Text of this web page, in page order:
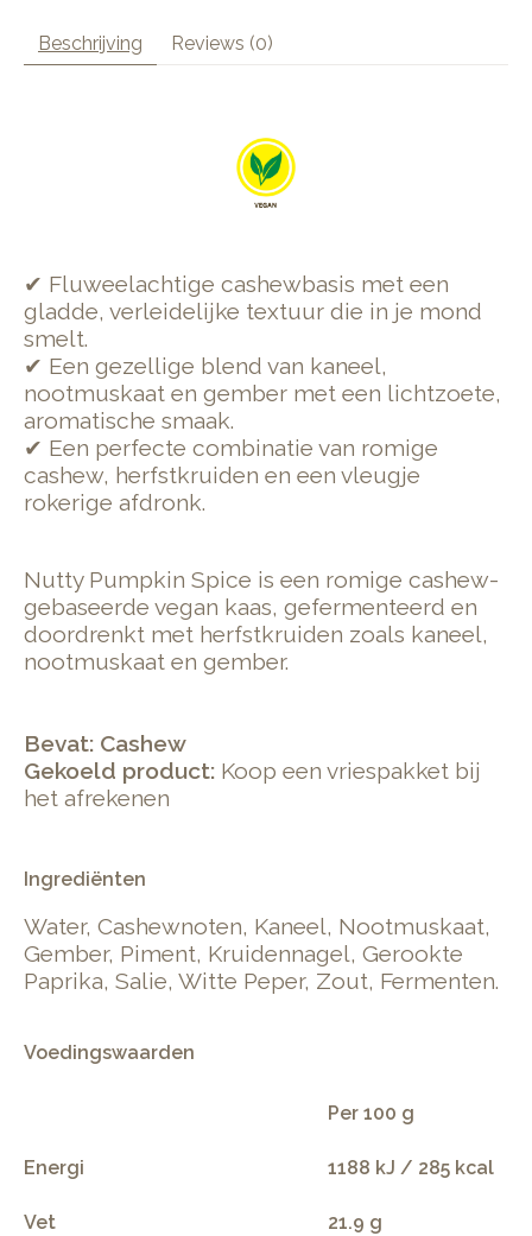
Beschrijving Reviews (0)
✔ Fluweelachtige cashewbasis met een
gladde, verleidelijke textuur die in je mond
smelt.
✔ Een gezellige blend van kaneel,
nootmuskaat en gember met een lichtzoete,
aromatische smaak.
✔ Een perfecte combinatie van romige
cashew, herfstkruiden en een vleugje
rokerige afdronk.
Nutty Pumpkin Spice is een romige cashew-
gebaseerde vegan kaas, gefermenteerd en
doordrenkt met herfstkruiden zoals kaneel,
nootmuskaat en gember.
Bevat: Cashew
Gekoeld product: Koop een vriespakket bij
het afrekenen
Ingrediënten
Water, Cashewnoten, Kaneel, Nootmuskaat,
Gember, Piment, Kruidennagel, Gerookte
Paprika, Salie, Witte Peper, Zout, Fermenten.
Voedingswaarden
Per 100 g
Energi 1188 kJ / 285 kcal
Vet 21.9 g